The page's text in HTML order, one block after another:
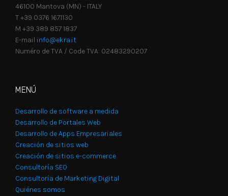
46100 Mantova (MN) - ITALY
T +39 0376 1671130
M +39 389 857 1837
E-mail info@ekra.it
Numéro de TVA / Code TVA: 02483290207
MENÚ
Desarrollo de software a medida
Desarrollo de Portales Web
Desarrollo de Apps Empresariales
Creación de sitios web
Creación de sitios e-commerce
Consultoría SEO
Consultoría de Marketing Digital
Quiénes somos